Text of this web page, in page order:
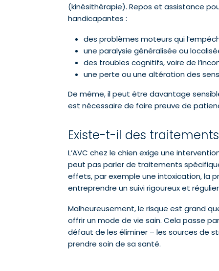
(kinésithérapie). Repos et assistance
handicapantes :
des problèmes moteurs qui
une paralysie généralisée ou
des troubles cognitifs, voire de
une perte ou une altération des
De même, il peut être davantage
est nécessaire de faire preuve de
Existe-t-il des
L’AVC chez le chien exige une
peut pas parler de traitements
effets, par exemple une intoxication, la
entreprendre un suivi rigoureux et
Malheureusement, le risque est grand
offrir un mode de vie sain. Cela passe
défaut de les éliminer – les sources de
prendre soin de sa santé.